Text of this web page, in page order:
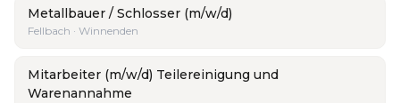
Metallbauer / Schlosser (m/w/d)
Fellbach · Winnenden
Mitarbeiter (m/w/d) Teilereinigung und
Warenannahme